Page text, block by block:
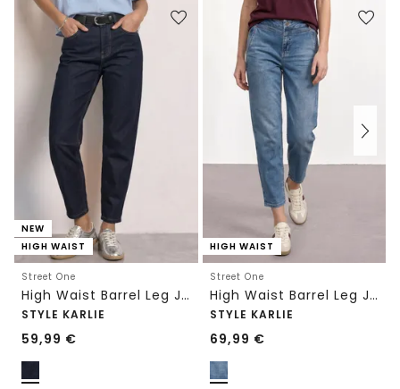
NEW
HIGH WAIST
Street One
High Waist Barrel Leg Jeans im Loose Fit
STYLE KARLIE
59,99 €
HIGH WAIST
Street One
High Waist Barrel Leg Jeans im Loose Fit
STYLE KARLIE
69,99 €